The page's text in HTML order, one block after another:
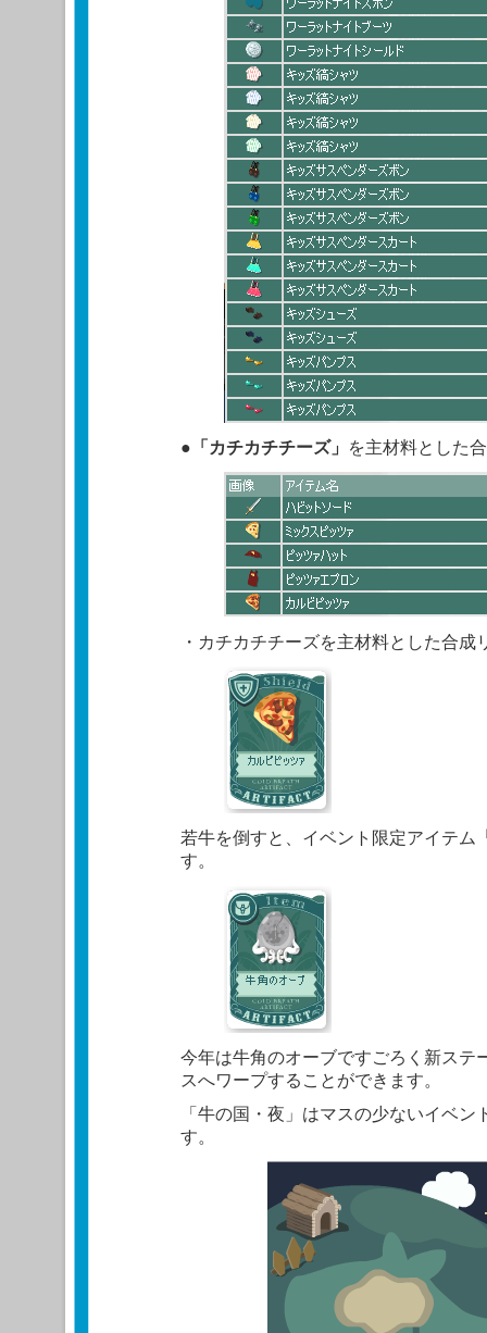
● 「カチカチチーズ」 を主材料とした
・カチカチチーズを主材料とした合成
若牛を倒すと、イベント限定アイテム
す。
今年は牛角のオーブですごろく新ステ
スへワープすることができます。
「牛の国・夜」はマスの少ないイベ
す。